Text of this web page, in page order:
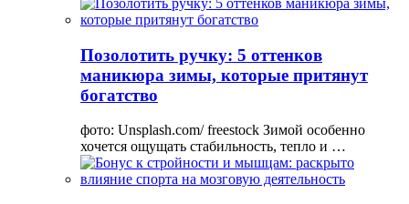
Позолотить ручку: 5 оттенков
маникюра зимы, которые притянут
богатство
фото: Unsplash.com/ freestock Зимой особенно
хочется ощущать стабильность, тепло и …